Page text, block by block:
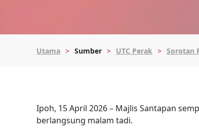
Utama Sumber UTC Perak Sorotan
Ipoh, 15 April 2026 – Majlis Santapan
berlangsung malam tadi.